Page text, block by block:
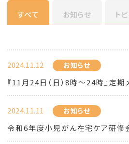
すべて お知らせ ト
2024.11.12 お知らせ
『11月24日（日）8時～24時』定
2024.11.11 お知らせ
令和6年度小児がん在宅ケア研修